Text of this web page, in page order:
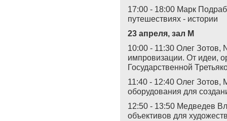
17:00 - 18:00 Марк
путешествиях - истории
23 апреля, зал М
10:00 - 11:30 Олег Зотов,
импровизации. От идеи,
Государственной
11:40 - 12:40 Олег Зотов,
оборудования для
12:50 - 13:50 Медведев
объективов для